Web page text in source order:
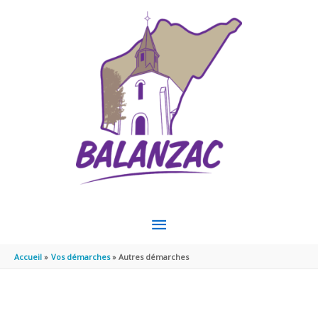
MENU
PRINCIPAL
Accueil Vos démarches Autres démarches